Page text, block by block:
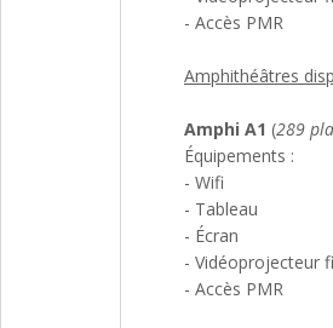
- Accès PMR
Amphithéâtres
Amphi A1 (289
Équipements :
- Wifi
- Tableau
- Écran
- Vidéoprojecteur
- Accès PMR